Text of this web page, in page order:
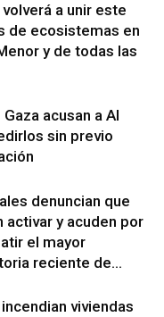
a unir este
de ecosistemas en
y de todas las
acusan a Al
sin previo
denuncian que
activar y acuden por
el mayor
reciente de...
viviendas